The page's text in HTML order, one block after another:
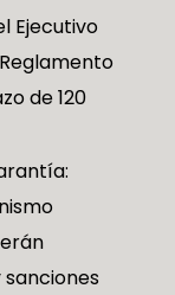
Ejecutivo
de 120